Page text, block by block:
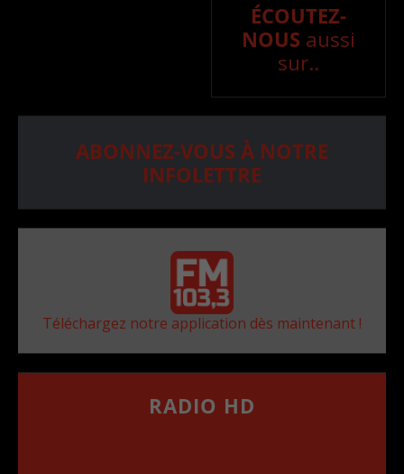
ÉCOUTEZ-
NOUS aussi
sur..
ABONNEZ-VOUS À NOTRE
INFOLETTRE
Téléchargez notre application dès maintenant !
RADIO HD